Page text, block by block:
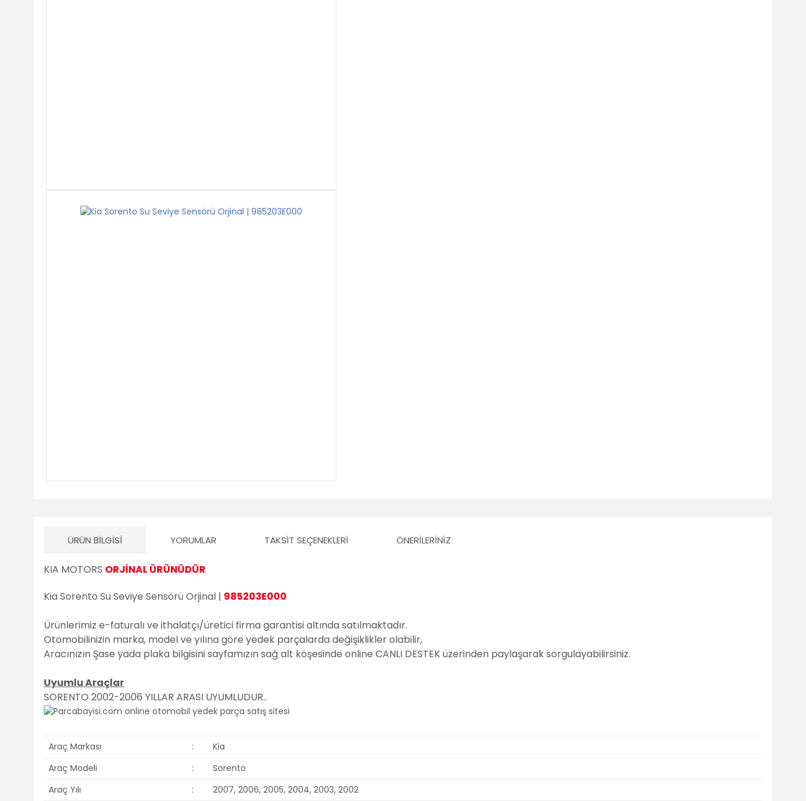
ÜRÜN BILGISI YORUMLAR TAKSIT SEÇENEKLERI ÖNERILERINIZ
KIA MOTORS ORJİNAL ÜRÜNÜDÜR
Kia Sorento Su Seviye Sensörü Orjinal | 985203E000
Ürünlerimiz e-faturalı ve ithalatçı/üretici firma garantisi altında satılmaktadır.
Otomobilinizin marka, model ve yılına göre yedek parçalarda değişiklikler olabilir,
Aracınızın Şase yada plaka bilgisini sayfamızın sağ alt köşesinde online CANLI DESTEK üzerinden paylaşarak sorgulayabilirsiniz.
Uyumlu Araçlar
SORENTO 2002-2006 YILLAR ARASI UYUMLUDUR..
Araç Markası :
Kia
Araç Modeli
:
Sorento
Araç Yılı
:
2007, 2006, 2005, 2004, 2003, 2002